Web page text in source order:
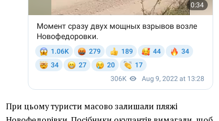
При цьому туристи масово залишали пляжі